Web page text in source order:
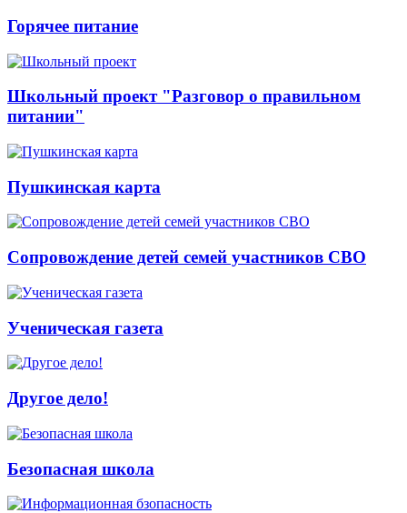
Горячее питание
Школьный проект "Разговор о правильном
питании"
Пушкинская карта
Сопровождение детей семей участников СВО
Ученическая газета
Другое дело!
Безопасная школа